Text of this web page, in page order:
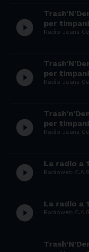
play_circle_filled
per
Radio Jeans
play_circle_filled
per
Radio Jeans
play_circle_filled
per
Radio Jeans
play_circle_filled La radio a
Radioweb
play_circle_filled La radio a
Radioweb